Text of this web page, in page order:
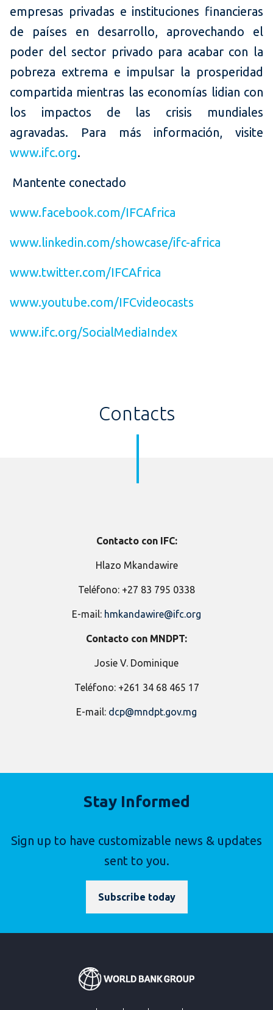
empresas privadas e instituciones financieras
de países en desarrollo, aprovechando el
poder del sector privado para acabar con la
pobreza extrema e impulsar la prosperidad
compartida mientras las economías lidian con
los impactos de las crisis mundiales
agravadas. Para más información, visite
www.ifc.org.
Mantente conectado
www.facebook.com/IFCAfrica
www.linkedin.com/showcase/ifc-africa
www.twitter.com/IFCAfrica
www.youtube.com/IFCvideocasts
www.ifc.org/SocialMediaIndex
Contacts
Contacto con IFC:
Hlazo Mkandawire
Teléfono: +27 83 795 0338
E-mail: hmkandawire@ifc.org
Contacto con MNDPT:
Josie V. Dominique
Teléfono: +261 34 68 465 17
E-mail: dcp@mndpt.gov.mg
Stay Informed
Sign up to have customizable news & updates
sent to you.
Subscribe today